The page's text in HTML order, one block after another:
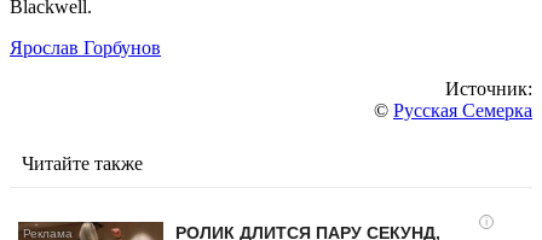
Blackwell.
Ярослав Горбунов
Источник:
© Русская Семерка
Читайте также
i
РОЛИК ДЛИТСЯ ПАРУ СЕКУНД,